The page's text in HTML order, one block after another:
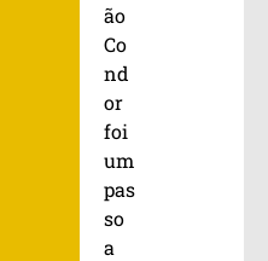
ão
Co
nd
or
foi
um
pas
so
a